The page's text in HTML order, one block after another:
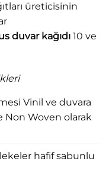
üreticisinin
duvar kağıdı 10 ve
Vinil ve duvara
Non Woven olarak
hafif sabunlu